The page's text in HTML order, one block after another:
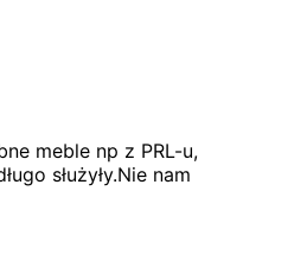
meble np z PRL-u,
służyły.Nie nam